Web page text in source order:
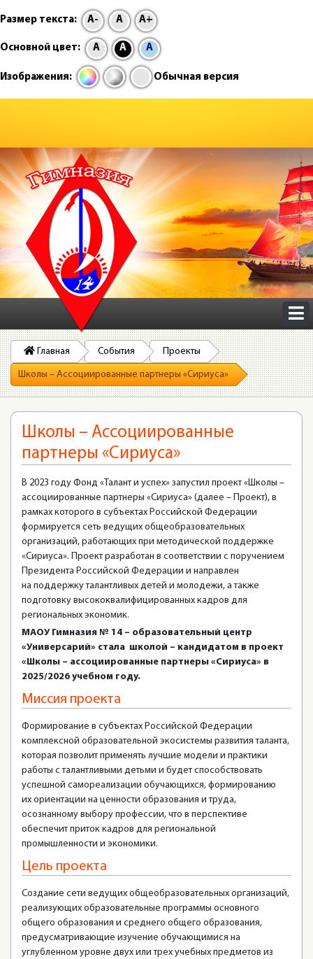
Размер текста: A- A A+
Основной цвет: A A A
Изображения: Обычная версия
Главная События Проекты
Школы – Ассоциированные партнеры «Сириуса»
Школы – Ассоциированные
партнеры «Сириуса»
В 2023 году Фонд «Талант и успех» запустил проект «Школы –
ассоциированные партнеры «Сириуса» (далее – Проект), в
рамках которого в субъектах Российской Федерации
формируется сеть ведущих общеобразовательных
организаций, работающих при методической поддержке
«Сириуса». Проект разработан в соответствии с поручением
Президента Российской Федерации и направлен
на поддержку талантливых детей и молодежи, а также
подготовку высококвалифицированных кадров для
региональных экономик.
МАОУ Гимназия № 14 – образовательный центр
«Универсарий» стала школой – кандидатом в проект
«Школы – ассоциированные партнеры «Сириуса» в
2025/2026 учебном году.
Миссия проекта
Формирование в субъектах Российской Федерации
комплексной образовательной экосистемы развития таланта,
которая позволит применять лучшие модели и практики
работы с талантливыми детьми и будет способствовать
успешной самореализации обучающихся, формированию
их ориентации на ценности образования и труда,
осознанному выбору профессии, что в перспективе
обеспечит приток кадров для региональной
промышленности и экономики.
Цель проекта
Создание сети ведущих общеобразовательных организаций,
реализующих образовательные программы основного
общего образования и среднего общего образования,
предусматривающие изучение обучающимися на
углубленном уровне двух или трех учебных предметов из